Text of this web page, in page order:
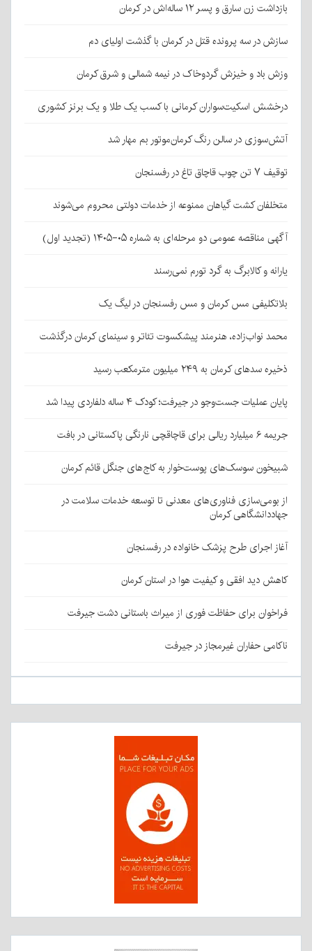
بازداشت زن سارق و پسر ۱۲ ساله‌اش در کرمان
سازش در سه پرونده قتل در کرمان با گذشت اولیای دم
وزش باد و خیزش گردوخاک در نیمه شمالی و شرق کرمان
درخشش اسکیت‌سواران کرمانی با کسب یک طلا و یک برنز کشوری
آتش‌سوزی در سالن رنگ کرمان‌موتور بم مهار شد
توقیف ۷ تن چوب قاچاق تاغ در رفسنجان
متخلفان کشت گیاهان ممنوعه از خدمات دولتی محروم می‌شوند
آگهی مناقصه عمومی دو مرحله‌ای به شماره ۰۵-۱۴۰۵ (تجدید اول)
یارانه و کالابرگ به گرد تورم نمی‌رسند
بلاتکلیفی مس کرمان و مس رفسنجان در لیگ یک
محمد نواب‌زاده، هنرمند پیشکسوت تئاتر و سینمای کرمان درگذشت
ذخیره سدهای کرمان به ۲۴۹ میلیون مترمکعب رسید
پایان عملیات جست‌وجو در جیرفت؛ کودک ۴ ساله دلفاردی پیدا شد
جریمه ۶ میلیارد ریالی برای قاچاقچی نارنگی پاکستانی در بافت
شبیخون سوسک‌های پوست‌خوار به کاج‌های جنگل قائم کرمان
از بومی‌سازی فناوری‌های معدنی تا توسعه خدمات سلامت در
جهاددانشگاهی کرمان
آغاز اجرای طرح پزشک خانواده در رفسنجان
کاهش دید افقی و کیفیت هوا در استان کرمان
فراخوان برای حفاظت فوری از میراث باستانی دشت جیرفت
ناکامی حفاران غیرمجاز در جیرفت